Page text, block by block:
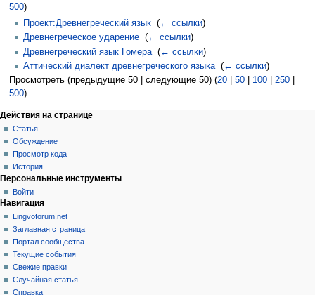
500)
Проект:Древнегреческий язык (← ссылки)
Древнегреческое ударение (← ссылки)
Древнегреческий язык Гомера (← ссылки)
Аттический диалект древнегреческого языка‎ (← ссылки)
Просмотреть (предыдущие 50 | следующие 50) (20| 50| 100| 250|
500)
Действия на странице
Статья
Обсуждение
Просмотр кода
История
Персональные инструменты
Войти
Навигация
Lingvoforum.net
Заглавная страница
Портал сообщества
Текущие события
Свежие правки
Случайная статья
Справка